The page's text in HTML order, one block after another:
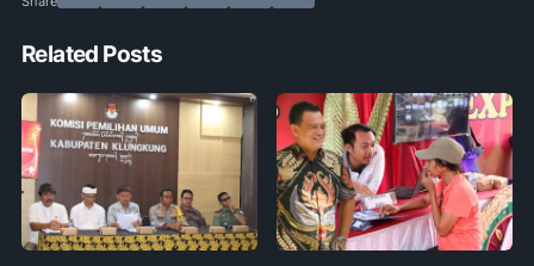
Related Posts